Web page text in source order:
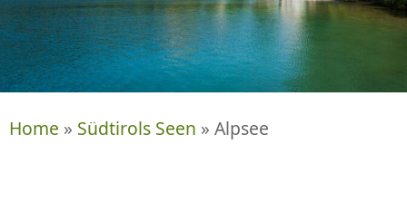
P
R
I
G
N
Home » Südtirols Seen » Alpsee